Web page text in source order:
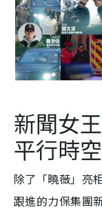
新聞女
平行時空
除了「曉薇」亮
跟進的力保集團